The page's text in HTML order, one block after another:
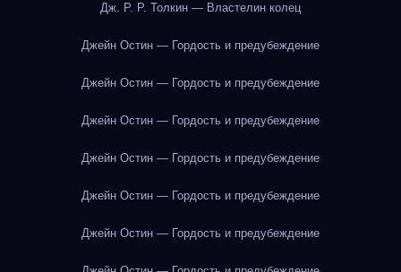
Дж. Р. Р. Толкин — Властелин колец
Джейн Остин — Гордость и предубеждение
Джейн Остин — Гордость и предубеждение
Джейн Остин — Гордость и предубеждение
Джейн Остин — Гордость и предубеждение
Джейн Остин — Гордость и предубеждение
Джейн Остин — Гордость и предубеждение